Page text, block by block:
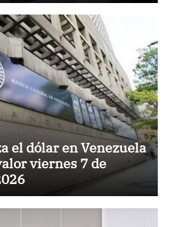
el dólar en Venezuela
viernes 7 de